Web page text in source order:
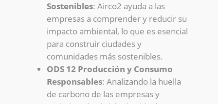
Sostenibles: Airco2 ayuda a las
empresas a comprender y reducir su
impacto ambiental, lo que es esencial
para construir ciudades y
comunidades más sostenibles.
ODS 12 Producción y Consumo
Responsables: Analizando la huella
de carbono de las empresas y